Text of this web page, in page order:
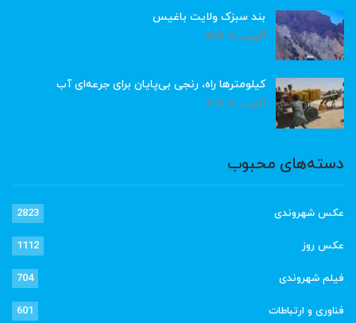
بند سبزک ولایت باغیس
آگوست 8, 2026
کیلومترها راه، رنجی بی‌پایان برای جرعه‌ای آب
آگوست 8, 2026
دسته‌های محبوب
عکس شهروندی 2823
عکس روز 1112
فیلم شهروندی 704
فناوری و ارتباطات 601